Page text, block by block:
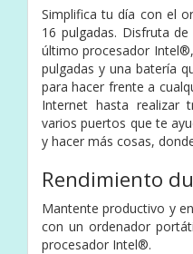
Simplifica tu día con el
16 pulgadas. Disfruta
último procesador
pulgadas y una batería
para hacer frente a
Internet hasta realizar
varios puertos que te
y hacer más cosas,
Rendimiento
Mantente productivo y
con un ordenador
procesador Intel®.